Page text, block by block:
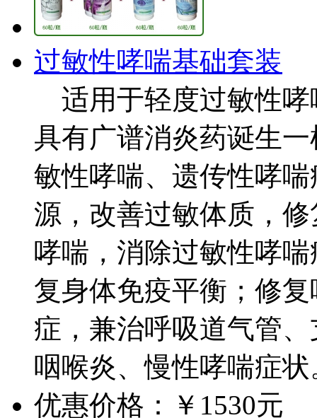
过敏性哮喘基础套装
适用于轻度过敏性哮
具有广谱消炎药诞生
敏性哮喘、遗传性哮
源，改善过敏体质，
哮喘，消除过敏性哮
复身体免疫平衡；修
症，兼治呼吸道气管
咽喉炎、慢性哮喘症状
优惠价格：￥1530元